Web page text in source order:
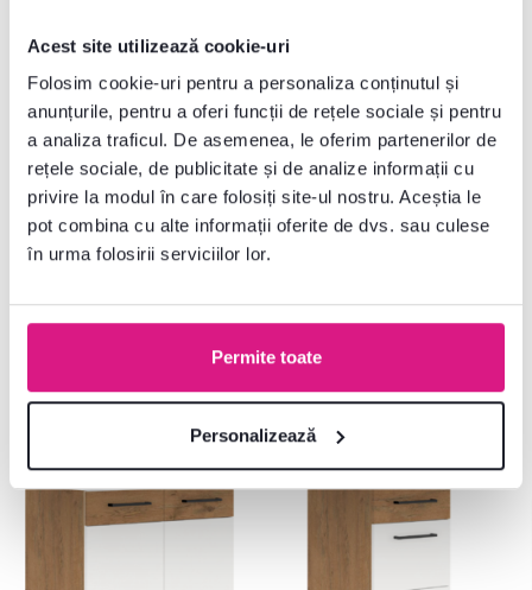
Acest site utilizează cookie-uri
Folosim cookie-uri pentru a personaliza conținutul și
anunțurile, pentru a oferi funcții de rețele sociale și pentru
a analiza traficul. De asemenea, le oferim partenerilor de
rețele sociale, de publicitate și de analize informații cu
privire la modul în care folosiți site-ul nostru. Aceștia le
pot combina cu alte informații oferite de dvs. sau culese
în urma folosirii serviciilor lor.
Permite toate
Personalizează
Nu ați găsit informațiile dorite?
Contactați-ne și vă vom ajuta cu plăcere
0040 359 228 037 Deschideți chat-ul
Produse similare